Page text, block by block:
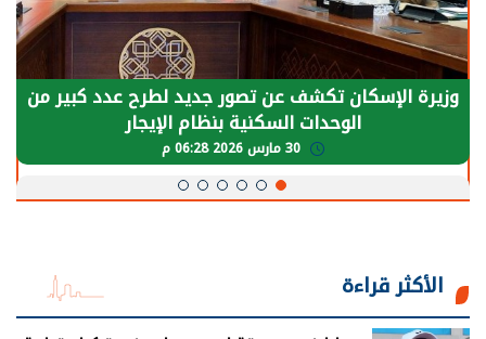
وزيرة الإسكان تكشف عن تصور جديد لطرح عدد كبير من
الوحدات السكنية بنظام الإيجار
الأكثر قراءة